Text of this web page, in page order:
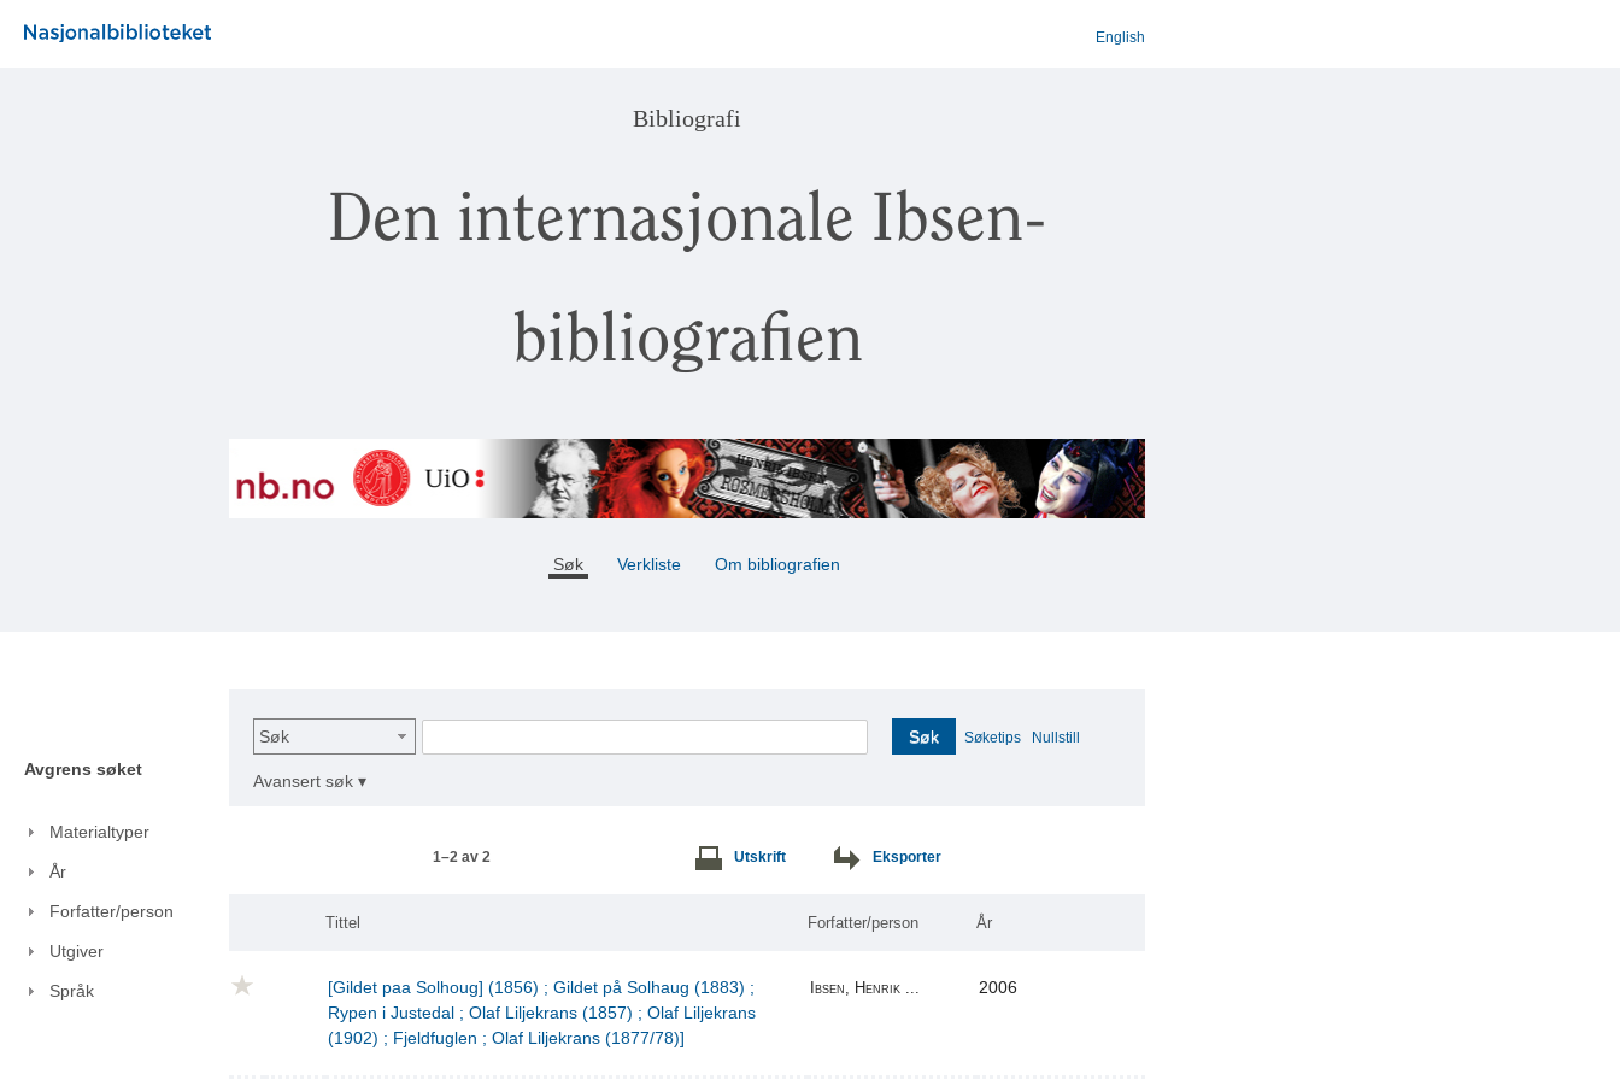
English
Bibliografi
Den internasjonale Ibsen-
bibliografien
Søk Verkliste Om bibliografien
Avgrens søket
Materialtyper
År
Forfatter/person
Utgiver
Språk
Søk Søk Søketips Nullstill
Avansert søk ▾
1–2 av 2 Utskrift Eksporter
Tittel Forfatter/person År
[Gildet paa Solhoug] (1856) ; Gildet på Solhaug (1883) ;
Rypen i Justedal ; Olaf Liljekrans (1857) ; Olaf Liljekrans
(1902) ; Fjeldfuglen ; Olaf Liljekrans (1877/78)]
Ibsen, Henrik ... 2006